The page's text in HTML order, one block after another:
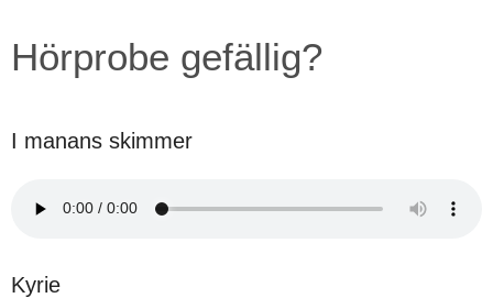
Hörprobe gefällig?
I manans skimmer
Kyrie